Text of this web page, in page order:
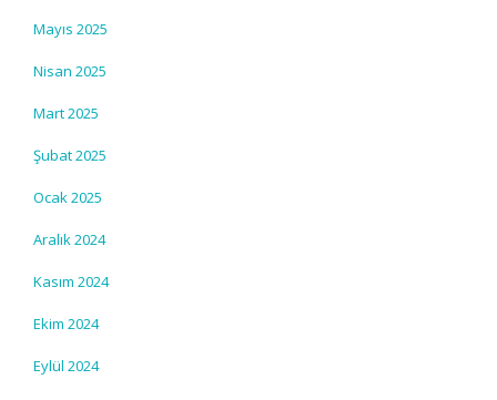
Mayıs 2025
Nisan 2025
Mart 2025
Şubat 2025
Ocak 2025
Aralık 2024
Kasım 2024
Ekim 2024
Eylül 2024